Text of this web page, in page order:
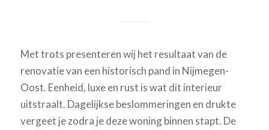
Met trots presenteren wij het resultaat van de
renovatie van een historisch pand in Nijmegen-
Oost. Eenheid, luxe en rust is wat dit interieur
uitstraalt. Dagelijkse beslommeringen en drukte
vergeet je zodra je deze woning binnen stapt. De